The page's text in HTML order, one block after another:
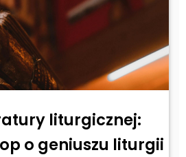
liturgicznej:
o geniuszu liturgii